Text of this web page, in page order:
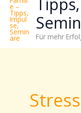
Für mehr
Energie
gezielter
einsetzen
lässt?
Einfach